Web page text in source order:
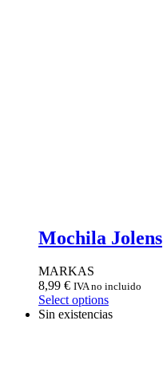
Mochila Jolens
MARKAS
8,99 € IVA no incluido
Select options
Sin existencias